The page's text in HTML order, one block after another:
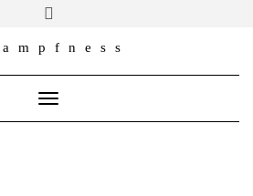
ÜBER MAMPFNESS
DATENSCHUTZToggle Navigation